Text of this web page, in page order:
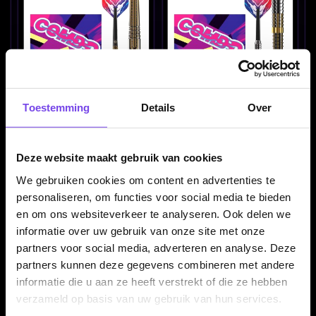
Toestemming Details Over
Deze website maakt gebruik van cookies
We gebruiken cookies om content en advertenties te
personaliseren, om functies voor social media te bieden
en om ons websiteverkeer te analyseren. Ook delen we
informatie over uw gebruik van onze site met onze
partners voor social media, adverteren en analyse. Deze
partners kunnen deze gegevens combineren met andere
informatie die u aan ze heeft verstrekt of die ze hebben
verzameld op basis van uw gebruik van hun services.
Caliburn Combo C1
€ 27.95 € 27.95